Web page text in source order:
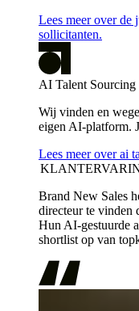
Lees meer over de
sollicitanten.
AI Talent Sourcing
Wij vinden en
eigen AI-platform.
Lees meer over ai
Brand New Sales
directeur te vinden
Hun AI-gestuurde
shortlist op van